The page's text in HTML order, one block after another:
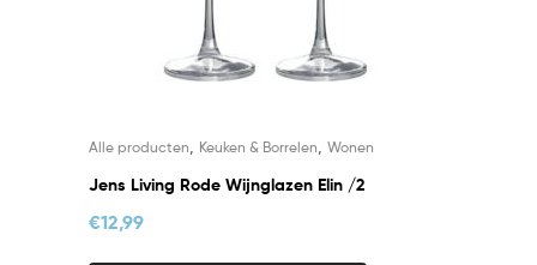
Alle producten Keuken & Borrelen Wonen
Jens Living Rode Wijnglazen Elin /2
€12,99